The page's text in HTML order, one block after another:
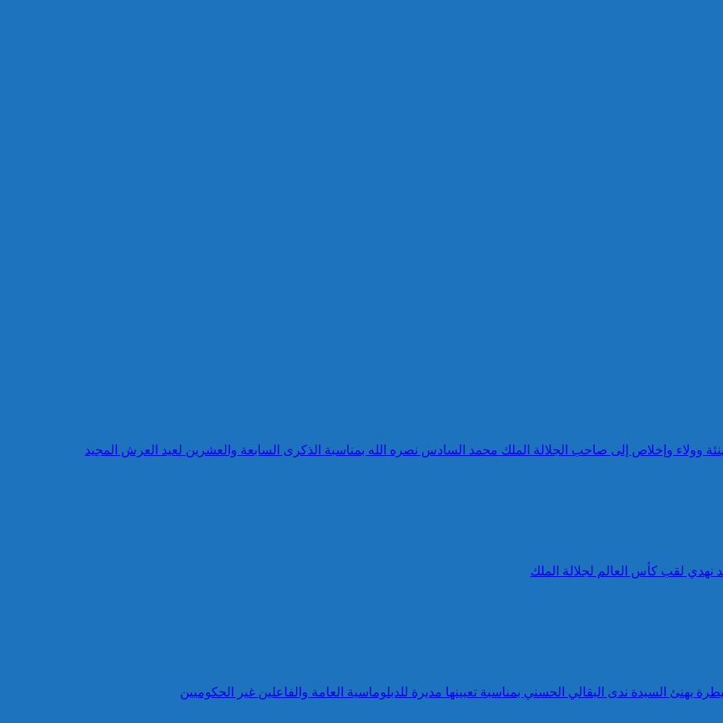
وولاء وإخلاص إلى صاحب الجلالة الملك محمد السادس نصره الله بمناسبة الذكرى السابعة والعشرين لعيد العرش المجيد
نهدي لقب كأس العالم لجلالة الملك
يهنئ السيدة ندى البقالي الحسني بمناسبة تعيينها مديرة للدبلوماسية العامة والفاعلين غير الحكوميين